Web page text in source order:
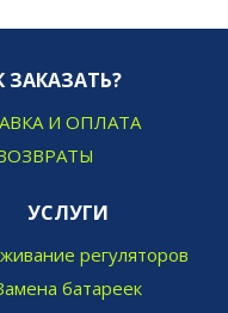
ЗАКАЗАТЬ?
И ОПЛАТА
УСЛУГИ
регуляторов
батареек